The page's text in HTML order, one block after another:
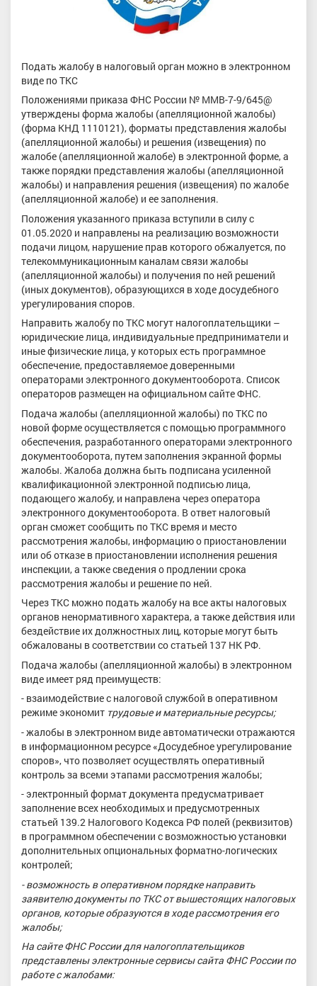
Подать жалобу в налоговый орган можно в электронном
виде по ТКС
Положениями приказа ФНС России № ММВ-7-9/645@
утверждены форма жалобы (апелляционной жалобы)
(форма КНД 1110121), форматы представления жалобы
(апелляционной жалобы) и решения (извещения) по
жалобе (апелляционной жалобе) в электронной форме, а
также порядки представления жалобы (апелляционной
жалобы) и направления решения (извещения) по жалобе
(апелляционной жалобе) и ее заполнения.
Положения указанного приказа вступили в силу с
01.05.2020 и направлены на реализацию возможности
подачи лицом, нарушение прав которого обжалуется, по
телекоммуникационным каналам связи жалобы
(апелляционной жалобы) и получения по ней решений
(иных документов), образующихся в ходе досудебного
урегулирования споров.
Направить жалобу по ТКС могут налогоплательщики –
юридические лица, индивидуальные предприниматели и
иные физические лица, у которых есть программное
обеспечение, предоставляемое доверенными
операторами электронного документооборота. Список
операторов размещен на официальном сайте ФНС.
Подача жалобы (апелляционной жалобы) по ТКС по
новой форме осуществляется с помощью программного
обеспечения, разработанного операторами электронного
документооборота, путем заполнения экранной формы
жалобы. Жалоба должна быть подписана усиленной
квалификационной электронной подписью лица,
подающего жалобу, и направлена через оператора
электронного документооборота. В ответ налоговый
орган сможет сообщить по ТКС время и место
рассмотрения жалобы, информацию о приостановлении
или об отказе в приостановлении исполнения решения
инспекции, а также сведения о продлении срока
рассмотрения жалобы и решение по ней.
Через ТКС можно подать жалобу на все акты налоговых
органов ненормативного характера, а также действия или
бездействие их должностных лиц, которые могут быть
обжалованы в соответствии со статьей 137 НК РФ.
Подача жалобы (апелляционной жалобы) в электронном
виде имеет ряд преимуществ:
- взаимодействие с налоговой службой в оперативном
режиме экономит трудовые и материальные ресурсы;
- жалобы в электронном виде автоматически отражаются
в информационном ресурсе «Досудебное урегулирование
споров», что позволяет осуществлять оперативный
контроль за всеми этапами рассмотрения жалобы;
- электронный формат документа предусматривает
заполнение всех необходимых и предусмотренных
статьей 139.2 Налогового Кодекса РФ полей (реквизитов)
в программном обеспечении с возможностью установки
дополнительных опциональных форматно-логических
контролей;
- возможность в оперативном порядке направить
заявителю документы по ТКС от вышестоящих налоговых
органов, которые образуются в ходе рассмотрения его
жалобы;
На сайте ФНС России для налогоплательщиков
представлены электронные сервисы сайта ФНС России по
работе с жалобами: